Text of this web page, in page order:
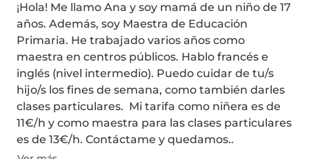
¡Hola! Me llamo Ana y soy mamá de un niño de 17
años. Además, soy Maestra de Educación
Primaria. He trabajado varios años como
maestra en centros públicos. Hablo francés e
inglés (nivel intermedio). Puedo cuidar de tu/s
hijo/s los fines de semana, como también darles
clases particulares.  Mi tarifa como niñera es de
11€/h y como maestra para las clases particulares
es de 13€/h. Contáctame y quedamos..